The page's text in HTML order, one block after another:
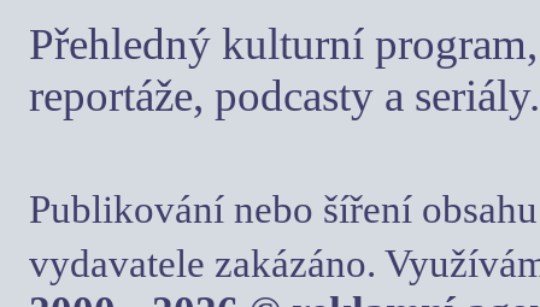
Přehledný kulturní
reportáže, podcasty a seriály.
Publikování nebo šíření
vydavatele zakázáno.